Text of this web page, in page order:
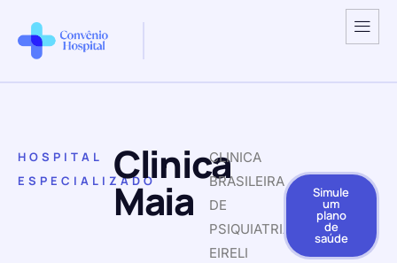
HOSPITAL
ESPECIALIZADOClinica
Maia
CLINICA
BRASILEIRA
DE
PSIQUIATRIA
EIRELI
Simule
um
plano
de
saúde